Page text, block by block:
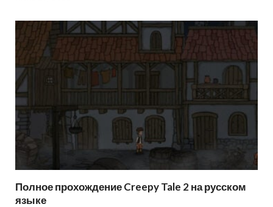
Полное прохождение Creepy Tale 2 на русском
языке